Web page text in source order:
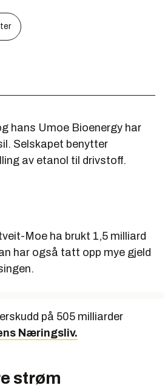
hans Umoe Bioenergy har
Selskapet benytter
av etanol til drivstoff.
Moe ha brukt 1,5 milliard
har også tatt opp mye gjeld
på 505 milliarder
Næringsliv.
strøm